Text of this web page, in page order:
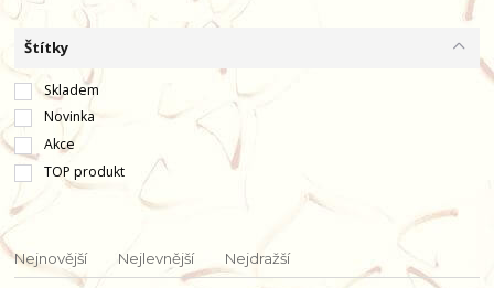
Štítky
Skladem
Novinka
Akce
TOP produkt
Nejnovější Nejlevnější Nejdražší